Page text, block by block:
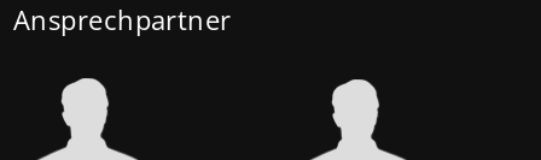
Heute liegt der Zinssatz für ein Darlehen mit 35
Prozent effektiv. (mehr …)
Ansprechpartner